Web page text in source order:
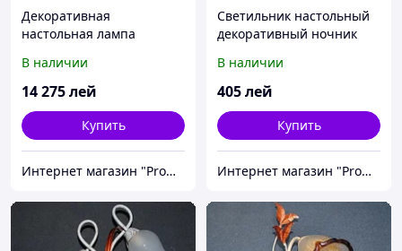
Декоративная
настольная лампа
сфера вращающаяся
MMD-336544
В наличии
14 275лей
Купить
Интернет магазин "Promtovari"
Светильник настольный
декоративный ночник
MMD-330423
В наличии
405лей
Купить
Интернет магазин "Promtovari"